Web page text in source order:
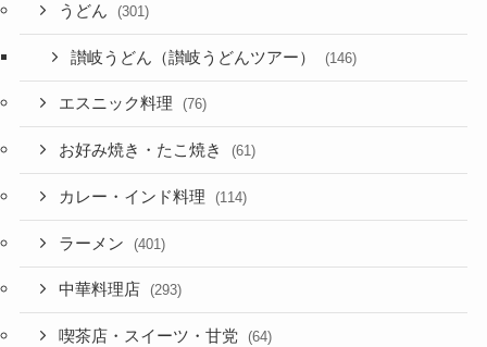
うどん (301)
讃岐うどん（讃岐うどんツアー） (146)
エスニック料理 (76)
お好み焼き・たこ焼き (61)
カレー・インド料理 (114)
ラーメン (401)
中華料理店 (293)
喫茶店・スイーツ・甘党 (64)